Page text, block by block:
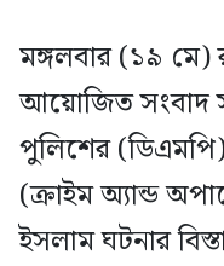
মঙ্গলবার (১৯ মে)
আয়োজিত সংবাদ
পুলিশের
(ক্রাইম অ্যান্ড
ইসলাম ঘটনার